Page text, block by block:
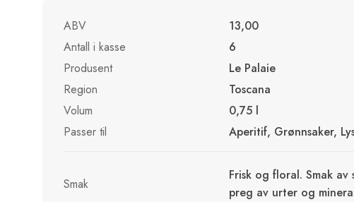
ABV
13,00
Antall i kasse
6
Produsent
Le Palaie
Region
Toscana
Volum
0,75 l
Passer til
Aperitif, Grønnsaker,
Smak
Frisk og floral. Smak
preg av urter og